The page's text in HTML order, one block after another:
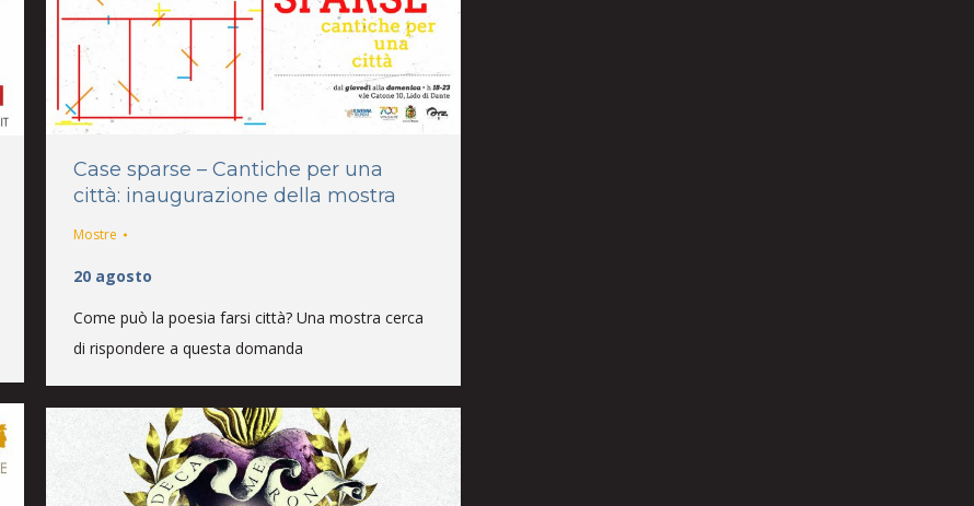
Case sparse – Cantiche per una
città: inaugurazione della mostra
Mostre
20 agosto
Come può la poesia farsi città? Una mostra cerca
di rispondere a questa domanda